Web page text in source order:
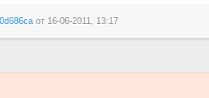
от 16-06-2011, 13:17